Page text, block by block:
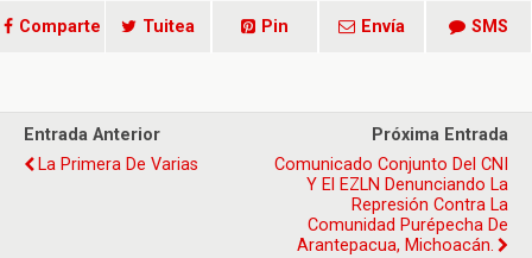
Comparte Tuitea Pin Envía SMS
Entrada Anterior
La Primera De Varias
Próxima Entrada
Comunicado Conjunto Del CNI
Y El EZLN Denunciando La
Represión Contra La
Comunidad Purépecha De
Arantepacua, Michoacán.